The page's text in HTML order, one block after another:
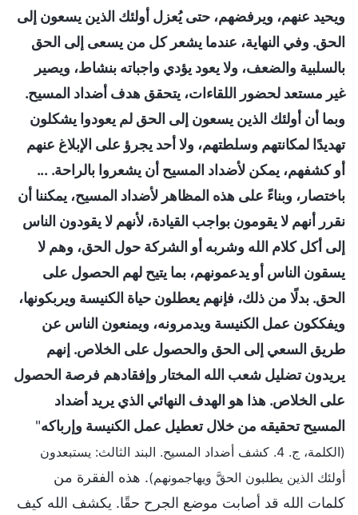
ويحيد عنهم، ويرفضهم، حتى يُعزل أولئك الذين يسعون إلى
الحق. وفي النهاية، عندما يشعر كل من يسعى إلى الحق
بالسلبية والضعف، ولا يعود يؤدي واجباته بنشاط، ويصير
غير مستعد لحضور اللقاءات، يتحقق هدف أضداد المسيح.
وبما أن أولئك الذين يسعون إلى الحق لم يعودوا يشكلون
تهديدًا لمكانتهم وسلطتهم، ولا أحد يجرؤ على الإبلاغ عنهم
أو كشفهم، يمكن لأضداد المسيح أن يشعروا بالراحة. ...
باختصار، وبناءً على هذه المظاهر لأضداد المسيح، يمكننا أن
نقرر أنهم لا يقومون بواجب القيادة، لأنهم لا يقودون الناس
إلى أكل كلام الله وشربه أو الشركة حول الحق، وهم لا
يسقون الناس أو يدعمونهم، بما يتيح لهم الحصول على
الحق. بدلًا من ذلك، فإنهم يعطلون حياة الكنيسة ويربكونها،
ويفككون عمل الكنيسة ويدمرونه، ويمنعون الناس عن
طريق السعي إلى الحق والحصول على الخلاص. إنهم
يريدون تضليل شعب الله المختار وإفقادهم فرصة الحصول
على الخلاص. هذا هو الهدف النهائي الذي يريد أضداد
المسيح تحقيقه من خلال تعطيل عمل الكنيسة وإرباكه"
(الكلمة، ج. 4. كشف أضداد المسيح. البند الثالث: يستبعدون
أولئك الذين يطلبون الحقَّ ويهاجمونهم). هذه الفقرة من
كلمات الله قد أصابت موضع الجرح حقًا. يكشف الله كيف